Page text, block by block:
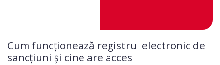
Cum funcționează registrul electronic de
sancțiuni și cine are acces